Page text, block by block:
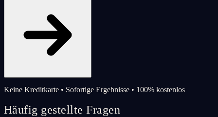
Keine Kreditkarte • Sofortige Ergebnisse • 100% kostenlos
Häufig gestellte Fragen